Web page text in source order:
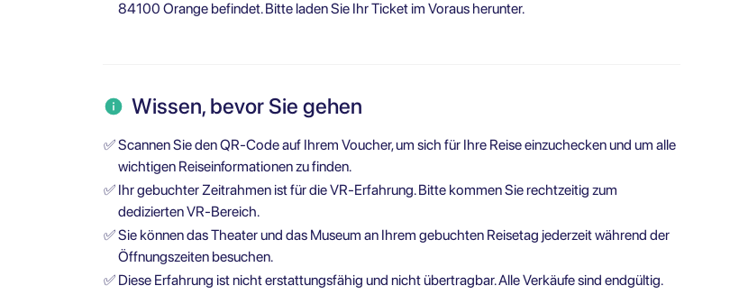
84100 Orange befindet. Bitte laden Sie Ihr Ticket im Voraus herunter.
Wissen, bevor Sie gehen
✅Scannen Sie den QR-Code auf Ihrem Voucher, um sich für Ihre Reise einzuchecken und um alle
wichtigen Reiseinformationen zu finden.
✅ Ihr gebuchter Zeitrahmen ist für die VR-Erfahrung. Bitte kommen Sie rechtzeitig zum
dedizierten VR-Bereich.
✅Sie können das Theater und das Museum an Ihrem gebuchten Reisetag jederzeit während der
Öffnungszeiten besuchen.
✅ Diese Erfahrung ist nicht erstattungsfähig und nicht übertragbar. Alle Verkäufe sind endgültig.